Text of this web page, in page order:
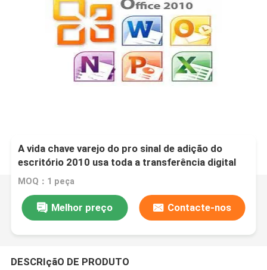
A vida chave varejo do pro sinal de adição do
escritório 2010 usa toda a transferência digital
das línguas
MOQ：1 peça
Melhor preço Contacte-nos
DESCRIçãO DE PRODUTO